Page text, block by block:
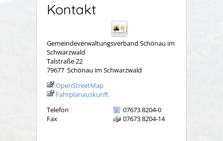
Kontakt
Gemeindeverwaltungsverband Schönau im
Schwarzwald
Talstraße 22
79677 Schönau im Schwarzwald
OpenStreetMap
Fahrplanauskunft
Telefon
07673 8204-0
Fax
07673 8204-14